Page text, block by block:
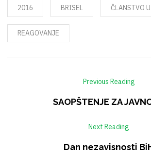
2016 BRISEL ČLANSTVO
REAGOVANJE
Previous Reading
SAOPŠTENJE ZA
Next Reading
Dan nezavisnosti